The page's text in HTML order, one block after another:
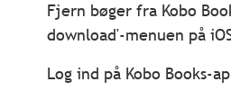
Fjern bøger fra Kobo
download'-menuen på
Log ind på Kobo Books-